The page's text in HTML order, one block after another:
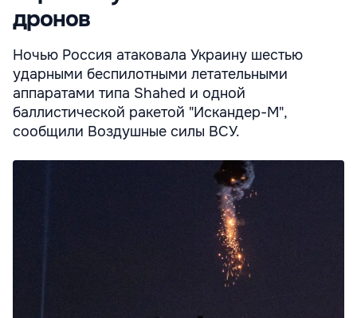
дронов
Ночью Россия атаковала Украину шестью
ударными беспилотными летательными
аппаратами типа Shahed и одной
баллистической ракетой "Искандер-М",
сообщили Воздушные силы ВСУ.